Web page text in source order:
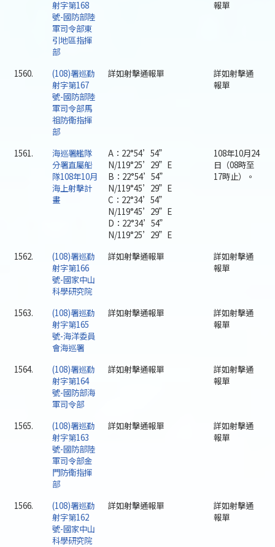
射字第168
號-國防部陸
軍司令部東
引地區指揮
部
報單
1560.
(108)署巡勤
射字第167
號-國防部陸
軍司令部馬
祖防衛指揮
部
詳如射擊通報單
詳如射擊通
報單
1561.
海巡署艦隊
分署直屬船
隊108年10月
海上射擊計
畫
A：22°54’54”
N/119°25’29”E
B：22°54’54”
N/119°45’29”E
C：22°34’54”
N/119°45’29”E
D：22°34’54”
N/119°25’29”E
108年10月24
日（08時至
17時止）。
1562.
(108)署巡勤
射字第166
號-國家中山
科學研究院
詳如射擊通報單
詳如射擊通
報單
1563.
(108)署巡勤
射字第165
號-海洋委員
會海巡署
詳如射擊通報單
詳如射擊通
報單
1564.
(108)署巡勤
射字第164
號-國防部海
軍司令部
詳如射擊通報單
詳如射擊通
報單
1565.
(108)署巡勤
射字第163
號-國防部陸
軍司令部金
門防衛指揮
部
詳如射擊通報單
詳如射擊通
報單
1566.
(108)署巡勤
射字第162
號-國家中山
科學研究院
詳如射擊通報單
詳如射擊通
報單